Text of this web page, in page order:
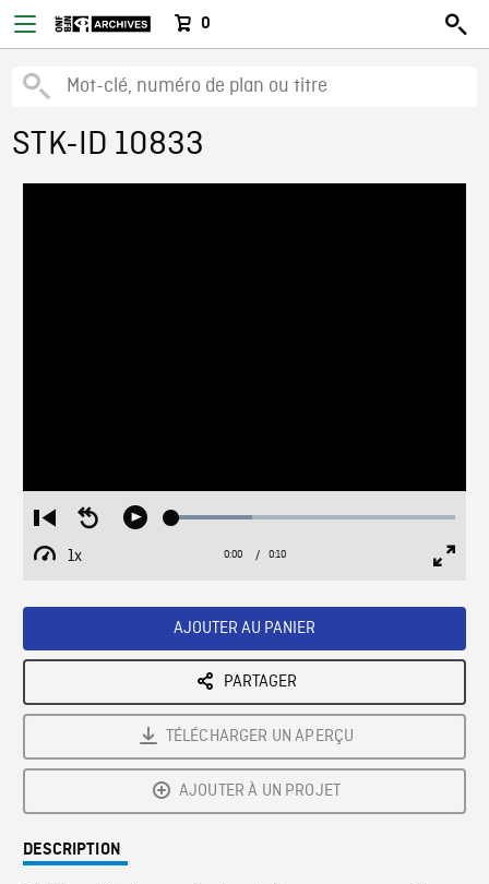
0
STK-ID 10833
Restart
from
beginning
Seek
Play Loaded:
1x
Playback
Current
0:00 / Duration
0:10
AJOUTER AU PANIER
PARTAGER
TÉLÉCHARGER UN APERÇU
AJOUTER À UN PROJET
DESCRIPTION